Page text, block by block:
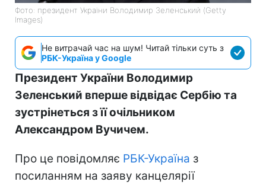
Фото: президент України Володимир Зеленський (Getty
Images)
Не витрачай час на шум! Читай тільки суть з
РБК-Україна у Google
Президент України Володимир
Зеленський вперше відвідає Сербію та
зустрінеться з її очільником
Александром Вучичем.
Про це повідомляє РБК-Україна з
посиланням на заяву канцелярії